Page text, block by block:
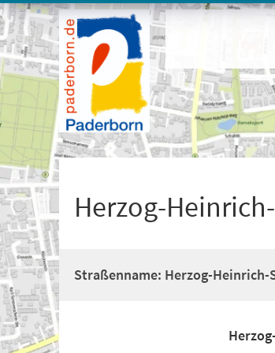
Visuelle
Assistenzsoftware
öffnen.
Mit
der
Tastatur
erreichbar
über
+
Herzog-
Straßenname: Herzog-Heinrich-